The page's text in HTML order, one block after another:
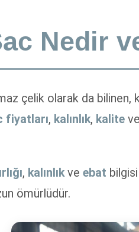
Nedir
çelik olarak da
fiyatları, kalınlık, kalite
, kalınlıkve ebat
ömürlüdür.